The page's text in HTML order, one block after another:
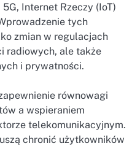
Internet Rzeczy (IoT)
tych
zmian w regulacjach
radiowych, ale także
i prywatności.
równowagi
a wspieraniem
telekomunikacyjnym.
chronić użytkowników